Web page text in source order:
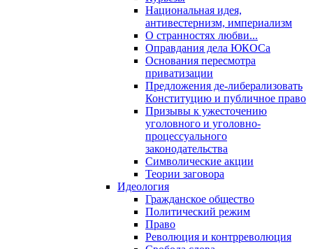
Национальная идея,
антивестернизм, империализм
О странностях любви...
Оправдания дела ЮКОСа
Основания пересмотра
приватизации
Предложения де-либерализовать
Конституцию и публичное право
Призывы к ужесточению
уголовного и уголовно-
процессуального
законодательства
Символические акции
Теории заговора
Идеология
Гражданское общество
Политический режим
Право
Революция и контрреволюция